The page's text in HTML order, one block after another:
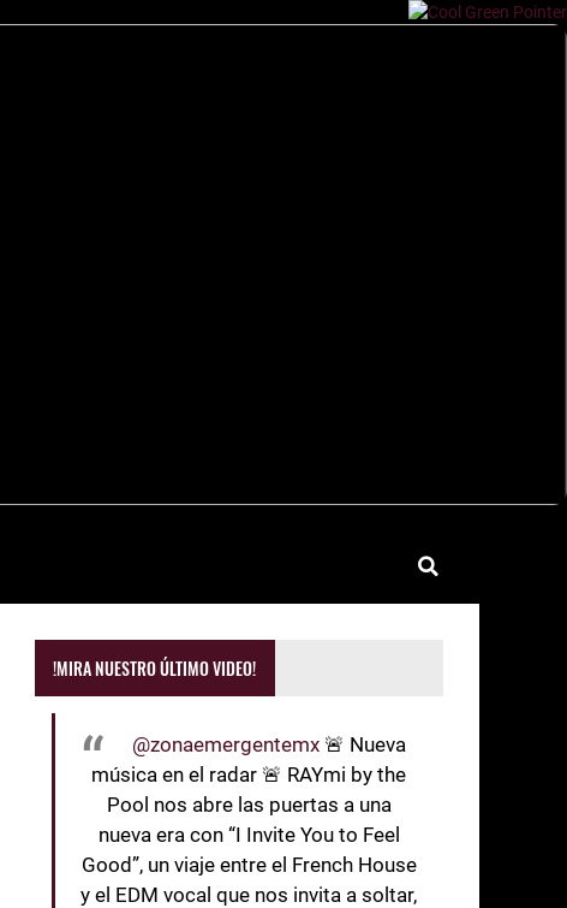
!MIRA NUESTRO ÚLTIMO VIDEO!
@zonaemergentemx 🚨 Nueva
música en el radar 🚨 RAYmi by the
Pool nos abre las puertas a una
nueva era con “I Invite You to Feel
Good”, un viaje entre el French House
y el EDM vocal que nos invita a soltar,